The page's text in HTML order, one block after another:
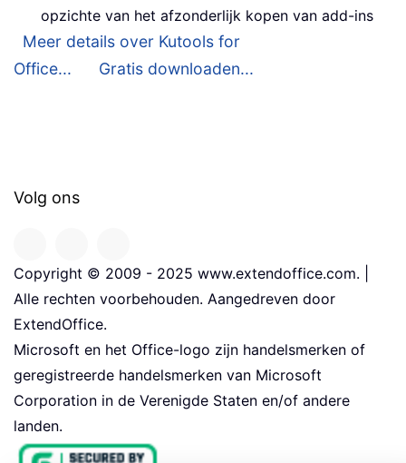
opzichte van het afzonderlijk kopen van add-ins
Meer details over Kutools for
Office...
Gratis downloaden...
Volg ons
Copyright © 2009 - 2025 www.extendoffice.com. |
Alle rechten voorbehouden. Aangedreven door
ExtendOffice.
Microsoft en het Office-logo zijn handelsmerken of
geregistreerde handelsmerken van Microsoft
Corporation in de Verenigde Staten en/of andere
landen.